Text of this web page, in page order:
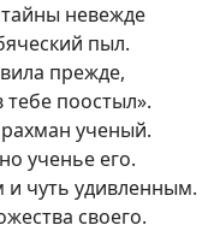
невежде
пыл.
прежде,
поостыл».
ученый.
ученье его.
чуть удивленным.
своего.